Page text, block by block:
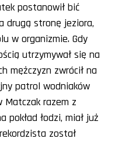
postanowił bić
drugą stronę jeziora,
w organizmie. Gdy
utrzymywał się na
mężczyzn zwrócił na
patrol wodniaków
Matczak razem z
łodzi, miał już
został